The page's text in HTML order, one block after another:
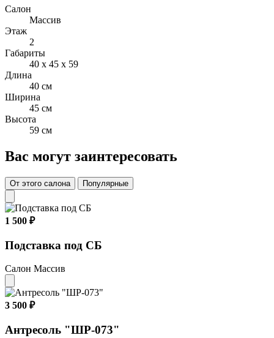
Салон
Массив
Этаж
2
Габариты
40 x 45 x 59
Длина
40 см
Ширина
45 см
Высота
59 см
Вас могут заинтересовать
От этого салона Популярные
1 500 ₽
Подставка под СБ
Салон Массив
3 500 ₽
Антресоль "ШР-073"